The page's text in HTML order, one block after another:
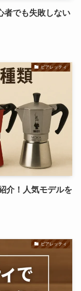
者でも失敗しない
ビアレッティ
介！人気モデルを
ビアレッティ